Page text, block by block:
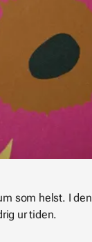
som helst. I den
ur tiden.